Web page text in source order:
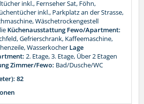
inkl., Fernseher Sat, Föhn,
inkl., Parkplatz an der Strasse,
Wäschetrockengestell
Küchenausstattung Fewo/Apartment:
Gefrierschrank, Kaffeemaschine,
Wasserkocher Lage
2. Etage, 3. Etage, Über 2 Etagen
Zimmer/Fewo: Bad/Dusche/WC
82